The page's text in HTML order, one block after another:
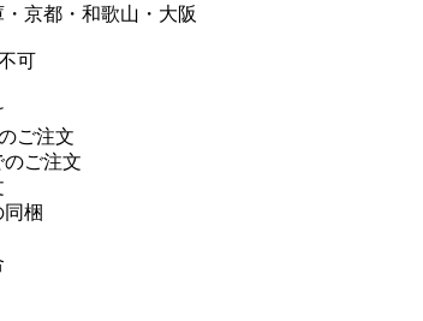
京都・和歌山・大阪
可
ご注文
ご注文
梱